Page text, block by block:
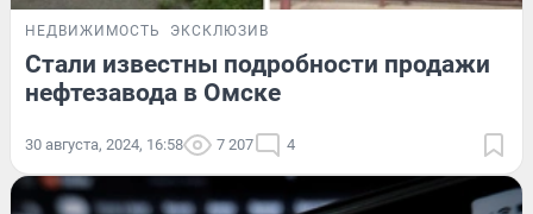
НЕДВИЖИМОСТЬ ЭКСКЛЮЗИВ
Стали известны подробности продажи
нефтезавода в Омске
30 августа, 2024, 16:58 7 207 4